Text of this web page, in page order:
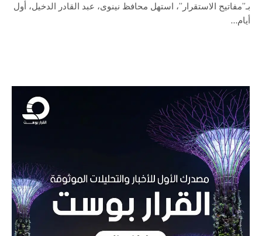
بـ”مفاتيح الاستقرار”، استهل محافظ نينوى، عبد القادر الدخيل، أول
أيام…